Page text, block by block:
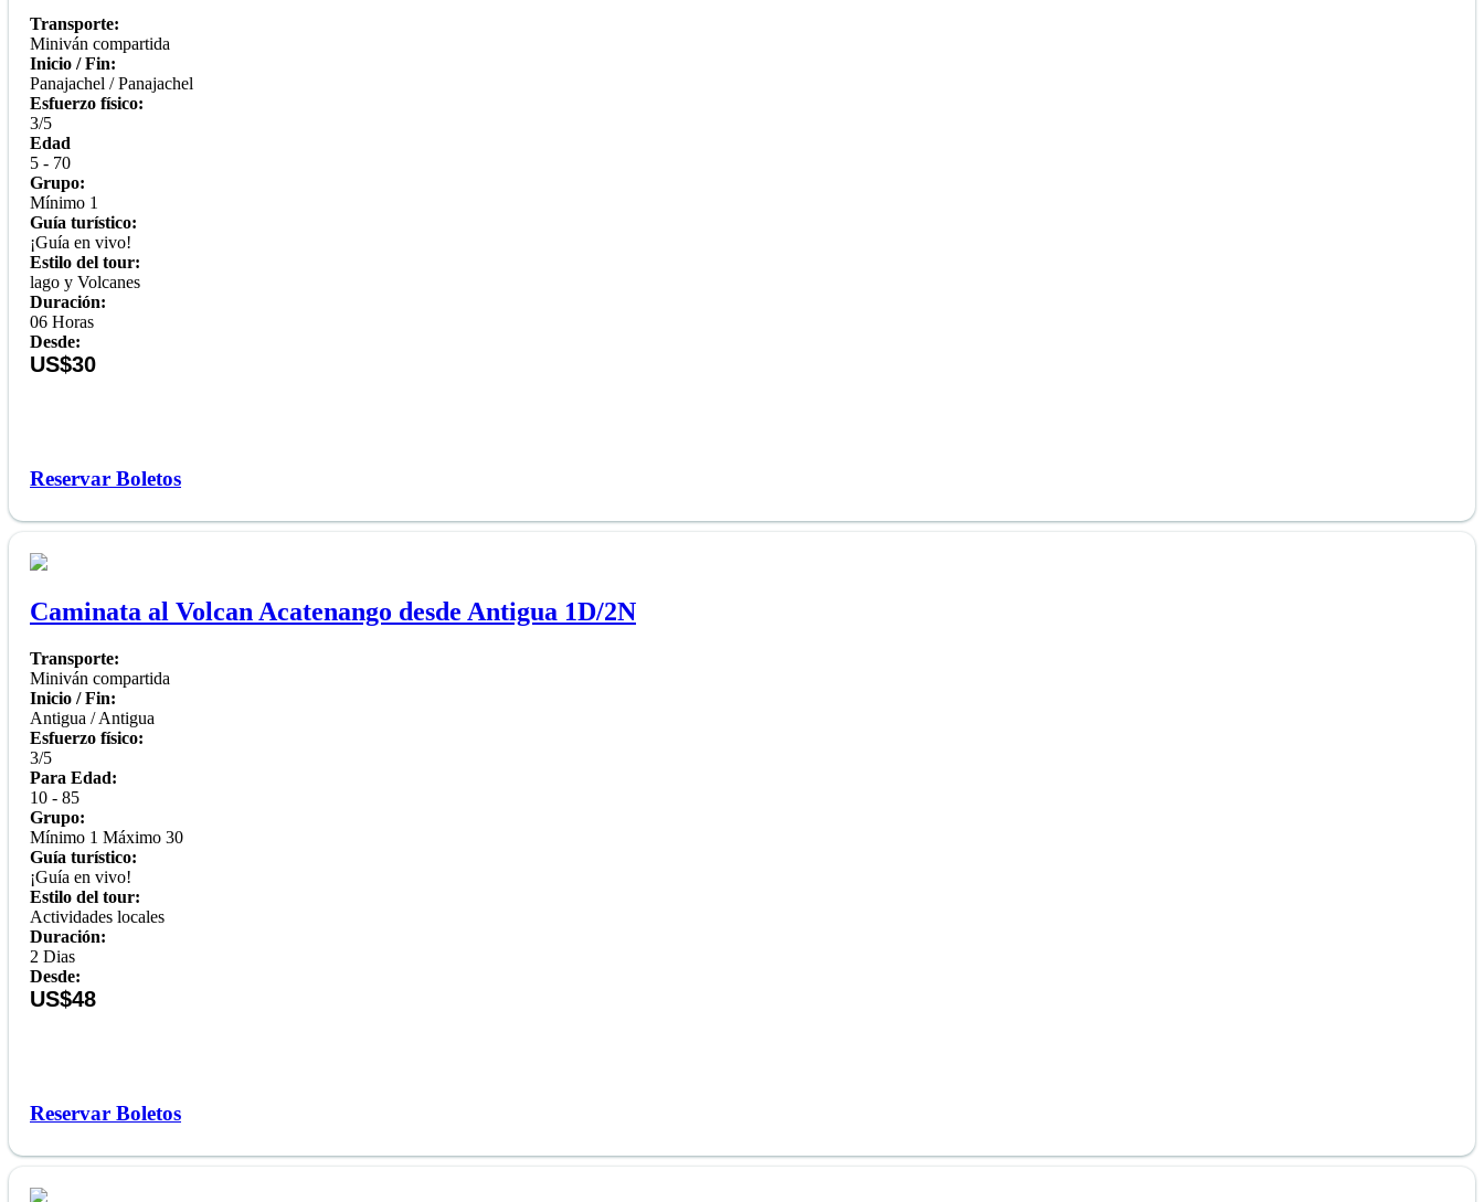
Transporte:
Miniván compartida
Inicio / Fin:
Panajachel / Panajachel
Esfuerzo físico:
3/5
Edad
5 - 70
Grupo:
Mínimo 1
Guía turístico:
¡Guía en vivo!
Estilo del tour:
lago y Volcanes
Duración:
06 Horas
Desde:
US$30
Reservar Boletos
Caminata al Volcan Acatenango desde Antigua 1D/2N
Transporte:
Miniván compartida
Inicio / Fin:
Antigua / Antigua
Esfuerzo físico:
3/5
Para Edad:
10 - 85
Grupo:
Mínimo 1 Máximo 30
Guía turístico:
¡Guía en vivo!
Estilo del tour:
Actividades locales
Duración:
2 Dias
Desde:
US$48
Reservar Boletos